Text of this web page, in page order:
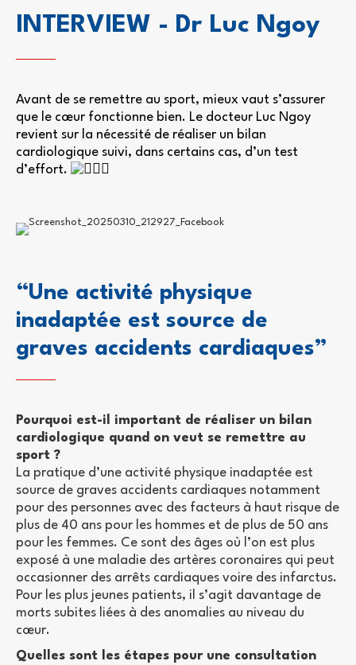
INTERVIEW - Dr Luc Ngoy
Avant de se remettre au sport, mieux vaut s’assurer
que le cœur fonctionne bien. Le docteur Luc Ngoy
revient sur la nécessité de réaliser un bilan
cardiologique suivi, dans certains cas, d’un test
d’effort.
“Une activité physique
inadaptée est source de
graves accidents cardiaques”
Pourquoi est-il important de réaliser un bilan
cardiologique quand on veut se remettre au
sport ?
La pratique d’une activité physique inadaptée est
source de graves accidents cardiaques notamment
pour des personnes avec des facteurs à haut risque de
plus de 40 ans pour les hommes et de plus de 50 ans
pour les femmes. Ce sont des âges où l’on est plus
exposé à une maladie des artères coronaires qui peut
occasionner des arrêts cardiaques voire des infarctus.
Pour les plus jeunes patients, il s’agit davantage de
morts subites liées à des anomalies au niveau du
cœur.
Quelles sont les étapes pour une consultation